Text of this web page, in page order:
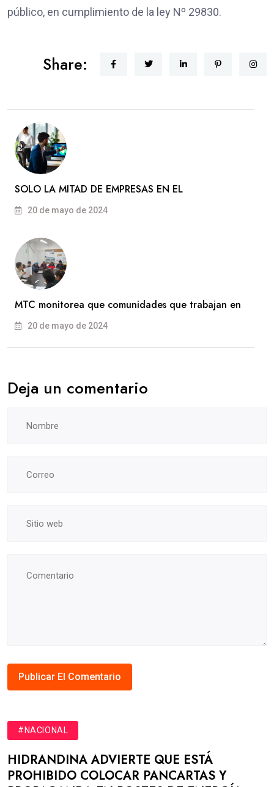
público, en cumplimiento de la ley Nº 29830.
Share:
SOLO LA MITAD DE EMPRESAS EN EL
20 de mayo de 2024
MTC monitorea que comunidades que trabajan en
20 de mayo de 2024
Deja un comentario
#NACIONAL
HIDRANDINA ADVIERTE QUE ESTÁ
PROHIBIDO COLOCAR PANCARTAS Y